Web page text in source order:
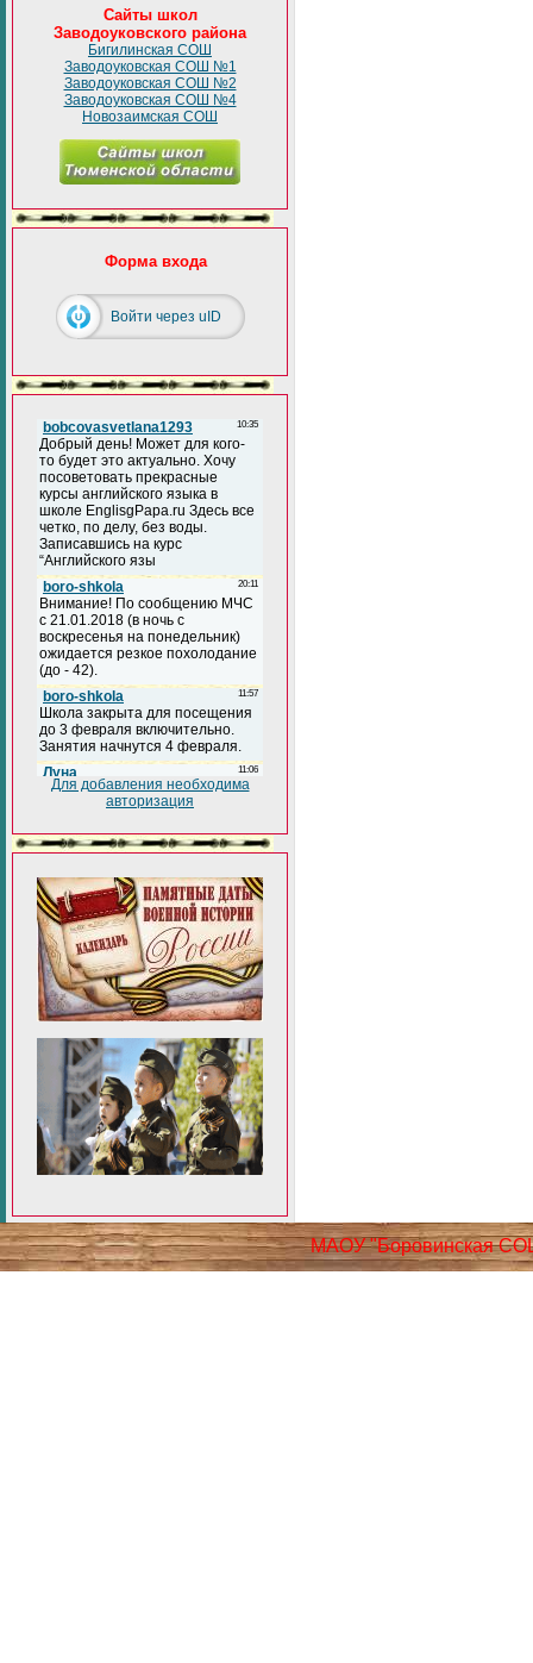
Сайты школ
Заводоуковского района
Бигилинская СОШ
Заводоуковская СОШ №1
Заводоуковская СОШ №2
Заводоуковская СОШ №4
Новозаимская СОШ
Форма входа
Войти через uID
Для добавления необходима
авторизация
МАОУ "Боровинская